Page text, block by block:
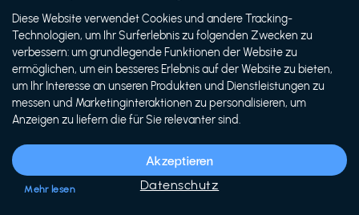
-20%
Siech Cycles
Entdecke den Schweizer Brand für urbane Fahrräder...
Mehr lesen
Diese Website verwendet Cookies und andere Tracking-
Technologien, um Ihr Surferlebnis zu folgenden Zwecken zu
verbessern: um grundlegende Funktionen der Website zu
ermöglichen, um ein besseres Erlebnis auf der Website zu bieten,
um Ihr Interesse an unseren Produkten und Dienstleistungen zu
messen und Marketinginteraktionen zu personalisieren, um
Anzeigen zu liefern die für Sie relevanter sind.
Akzeptieren
Datenschutz